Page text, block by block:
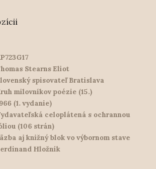
Stearns Eliot
spisovateľ Bratislava
milovníkov poézie (15.)
(1. vydanie)
celoplátená s ochrannou
(106 strán)
aj knižný blok vo výbornom stave
Hložník